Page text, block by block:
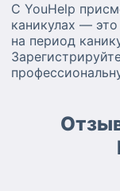
С YouHelp
каникулах —
на период